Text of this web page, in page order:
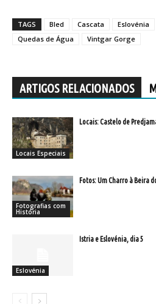
TAGS Bled Cascata Eslovénia
Quedas de Água
Vintgar Gorge
ARTIGOS RELACIONADOS
Locais Especiais
Locais: Castelo de
Fotografias com
História
Fotos: Um Charro à Beira
Eslovénia
Istria e Eslovénia, dia 5